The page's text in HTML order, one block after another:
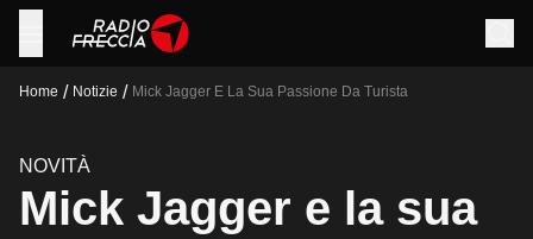
Home / Notizie / Mick Jagger E La Sua Passione Da Turista
NOVITÀ
Mick Jagger e la sua